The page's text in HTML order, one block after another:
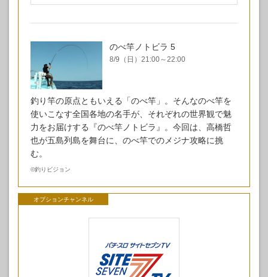
のべ竿ノトビラ 5
8/9（日）21:00～22:00
釣り竿の原点ともいえる「のべ竿」。そんなのべ竿を
使いこなす全国各地の名手が、それぞれの世界観で魅
力をお届けする『のべ竿ノトビラ』。今回は、高橋哲
也が五島列島を舞台に、のべ竿でのメジナ攻略に挑
む。
©釣りビジョン
オプションチャンネル